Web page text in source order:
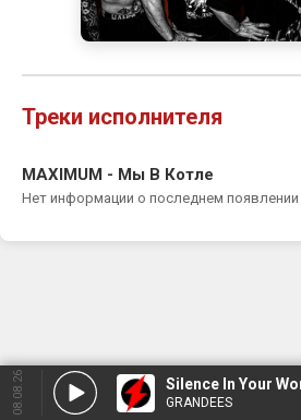
Треки исполнителя
MAXIMUM - Мы В Котле
Нет информации о последнем
08.08.26 Silence In Your
GRANDEES